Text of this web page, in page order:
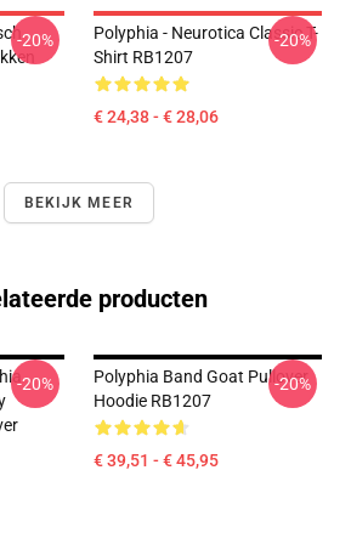
-20%
Polyphia - Neurotica Classic T-
Shirt RB1207
€ 24,38 - € 28,06
-20%
BEKIJK MEER
producten
-20%
Polyphia Band Goat Pullover
Hoodie RB1207
€ 39,51 - € 45,95
-20%